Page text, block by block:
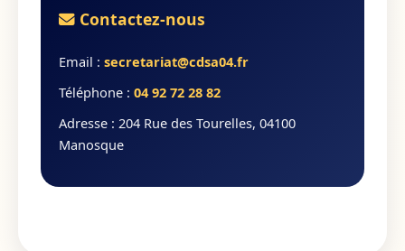
Contactez-nous
Email : secretariat@cdsa04.fr
Téléphone : 04 92 72 28 82
Adresse : 204 Rue des Tourelles, 04100
Manosque